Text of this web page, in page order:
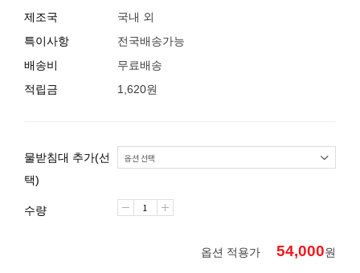
제조국
국내 외
특이사항
전국배송가능
배송비
무료배송
적립금
1,620원
물받침대 추가(선
택)
수량
옵션 적용가 54,000원